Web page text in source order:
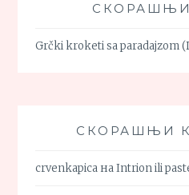
Grčki kroketi sa paradajzom
СКОРАШЊИ
crvenkapica наIntrion ili